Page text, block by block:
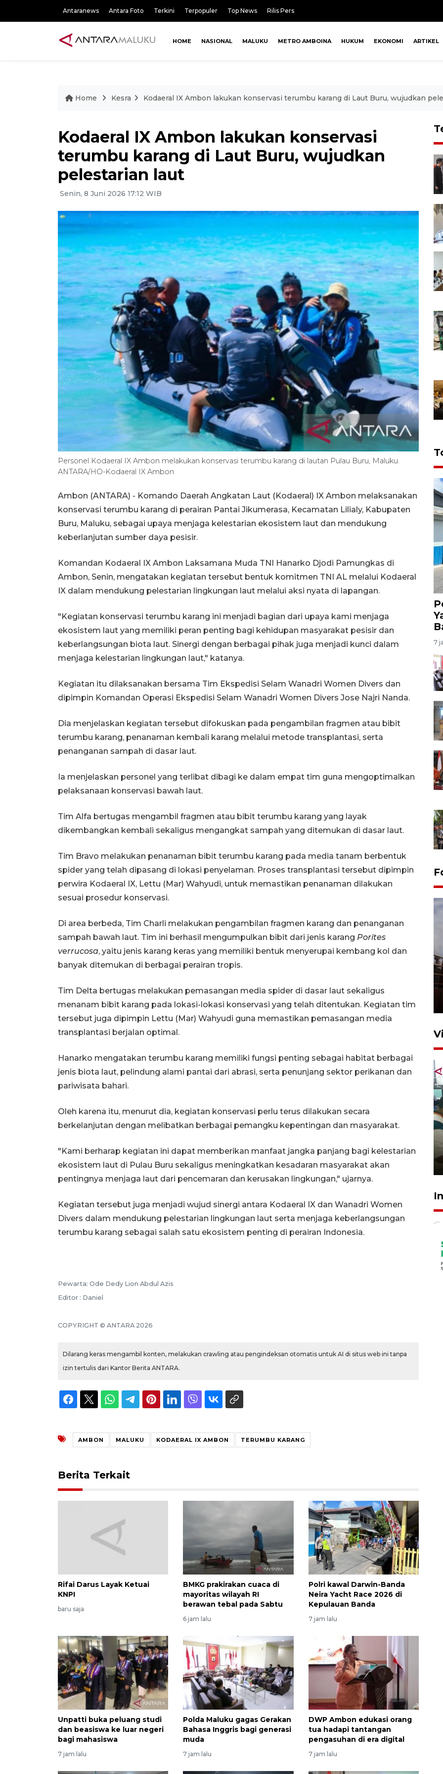
Antaranews Antara Foto Terkini Terpopuler Top News Rilis Pers
HOME NASIONAL MALUKU METRO AMBOINA HUKUM EKONOMI ARTIKEL
Home Kesra Kodaeral IX Ambon lakukan konservasi terumbu karang di Laut Buru, wujudkan
Kodaeral IX Ambon lakukan konservasi
terumbu karang di Laut Buru, wujudkan
pelestarian laut
Senin, 8 Juni 2026 17:12 WIB
Personel Kodaeral IX Ambon melakukan konservasi terumbu karang di lautan Pulau Buru, Maluku.
ANTARA/HO-Kodaeral IX Ambon
Ambon (ANTARA) - Komando Daerah Angkatan Laut (Kodaeral) IX Ambon melaksanakan
konservasi terumbu karang di perairan Pantai Jikumerasa, Kecamatan Lilialy, Kabupaten
Buru, Maluku, sebagai upaya menjaga kelestarian ekosistem laut dan mendukung
keberlanjutan sumber daya pesisir.
Komandan Kodaeral IX Ambon Laksamana Muda TNI Hanarko Djodi Pamungkas di
Ambon, Senin, mengatakan kegiatan tersebut bentuk komitmen TNI AL melalui Kodaeral
IX dalam mendukung pelestarian lingkungan laut melalui aksi nyata di lapangan.
"Kegiatan konservasi terumbu karang ini menjadi bagian dari upaya kami menjaga
ekosistem laut yang memiliki peran penting bagi kehidupan masyarakat pesisir dan
keberlangsungan biota laut. Sinergi dengan berbagai pihak juga menjadi kunci dalam
menjaga kelestarian lingkungan laut," katanya.
Kegiatan itu dilaksanakan bersama Tim Ekspedisi Selam Wanadri Women Divers dan
dipimpin Komandan Operasi Ekspedisi Selam Wanadri Women Divers Jose Najri Nanda.
Dia menjelaskan kegiatan tersebut difokuskan pada pengambilan fragmen atau bibit
terumbu karang, penanaman kembali karang melalui metode transplantasi, serta
penanganan sampah di dasar laut.
Ia menjelaskan personel yang terlibat dibagi ke dalam empat tim guna mengoptimalkan
pelaksanaan konservasi bawah laut.
Tim Alfa bertugas mengambil fragmen atau bibit terumbu karang yang layak
dikembangkan kembali sekaligus mengangkat sampah yang ditemukan di dasar laut.
Tim Bravo melakukan penanaman bibit terumbu karang pada media tanam berbentuk
spider yang telah dipasang di lokasi penyelaman. Proses transplantasi tersebut dipimpin
perwira Kodaeral IX, Lettu (Mar) Wahyudi, untuk memastikan penanaman dilakukan
sesuai prosedur konservasi.
Di area berbeda, Tim Charli melakukan pengambilan fragmen karang dan penanganan
sampah bawah laut. Tim ini berhasil mengumpulkan bibit dari jenis karang Porites
verrucosa, yaitu jenis karang keras yang memiliki bentuk menyerupai kembang kol dan
banyak ditemukan di berbagai perairan tropis.
Tim Delta bertugas melakukan pemasangan media spider di dasar laut sekaligus
menanam bibit karang pada lokasi-lokasi konservasi yang telah ditentukan. Kegiatan tim
tersebut juga dipimpin Lettu (Mar) Wahyudi guna memastikan pemasangan media
transplantasi berjalan optimal.
Hanarko mengatakan terumbu karang memiliki fungsi penting sebagai habitat berbagai
jenis biota laut, pelindung alami pantai dari abrasi, serta penunjang sektor perikanan dan
pariwisata bahari.
Oleh karena itu, menurut dia, kegiatan konservasi perlu terus dilakukan secara
berkelanjutan dengan melibatkan berbagai pemangku kepentingan dan masyarakat.
"Kami berharap kegiatan ini dapat memberikan manfaat jangka panjang bagi kelestarian
ekosistem laut di Pulau Buru sekaligus meningkatkan kesadaran masyarakat akan
pentingnya menjaga laut dari pencemaran dan kerusakan lingkungan," ujarnya.
Kegiatan tersebut juga menjadi wujud sinergi antara Kodaeral IX dan Wanadri Women
Divers dalam mendukung pelestarian lingkungan laut serta menjaga keberlangsungan
terumbu karang sebagai salah satu ekosistem penting di perairan Indonesia.
Pewarta: Ode Dedy Lion Abdul Azis
Editor : Daniel
COPYRIGHT © ANTARA 2026
Dilarang keras mengambil konten, melakukan crawling atau pengindeksan otomatis untuk AI di situs web ini tanpa
izin tertulis dari Kantor Berita ANTARA.
AMBON MALUKU KODAERAL IX AMBON TERUMBU KARANG
Berita Terkait
Rifai Darus Layak Ketuai
KNPI
baru saja
BMKG prakirakan cuaca di
mayoritas wilayah RI
berawan tebal pada Sabtu
6 jam lalu
Polri kawal Darwin-Banda
Neira Yacht Race 2026 di
Kepulauan Banda
7 jam lalu
Unpatti buka peluang studi
dan beasiswa ke luar negeri
bagi mahasiswa
7 jam lalu
Polda Maluku gagas Gerakan
Bahasa Inggris bagi generasi
muda
7 jam lalu
DWP Ambon edukasi orang
tua hadapi tantangan
pengasuhan di era digital
7 jam lalu
7
Pasar Higienis
5 Mei 2026 05:32
Ambon ajak semua pihak buka
pembinaan
23 Juli 2026 14:28
Awas penipuan berbasis AI
2026-08-07 13:45:00